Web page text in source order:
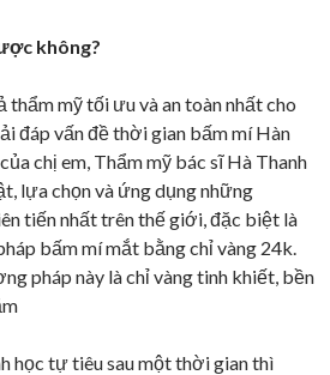
không?
thẩm mỹ tối ưu và an toàn nhất cho
đáp vấn đề thời gian bấm mí Hàn
chị em, Thẩm mỹ bác sĩ Hà Thanh
lựa chọn và ứng dụng những
tiến nhất trên thế giới, đặc biệt là
bấm mí mắt bằng chỉ vàng 24k.
pháp này là chỉ vàng tinh khiết, bền
học tự tiêu sau một thời gian thì